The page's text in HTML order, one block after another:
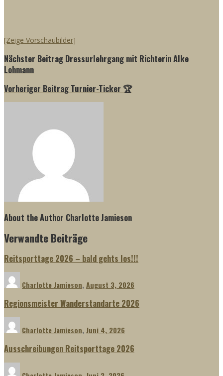
[Zeige Vorschaubilder]
Nächster Beitrag Dressurlehrgang mit Richterin Alke
Lohmann
Vorheriger Beitrag Turnier-Ticker 🏆
About the Author Charlotte Jamieson
Verwandte Beiträge
Reitsporttage 2026 – bald gehts los!!!
Charlotte Jamieson, August 3, 2026
Regionsmeister Wanderstandarte 2026
Charlotte Jamieson, Juni 4, 2026
Ausschreibungen Reitsporttage 2026